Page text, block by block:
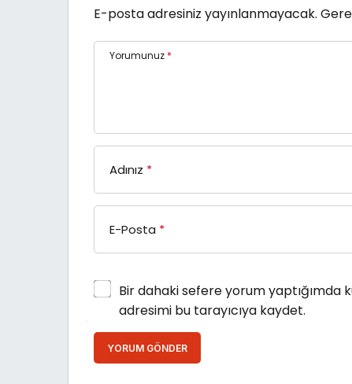
E-posta adresiniz yayınlanmayacak.
Yorumunuz *
Adınız *
E-Posta *
Bir dahaki sefere yorum yaptığımda
adresimi bu tarayıcıya kaydet.
YORUM GÖNDER